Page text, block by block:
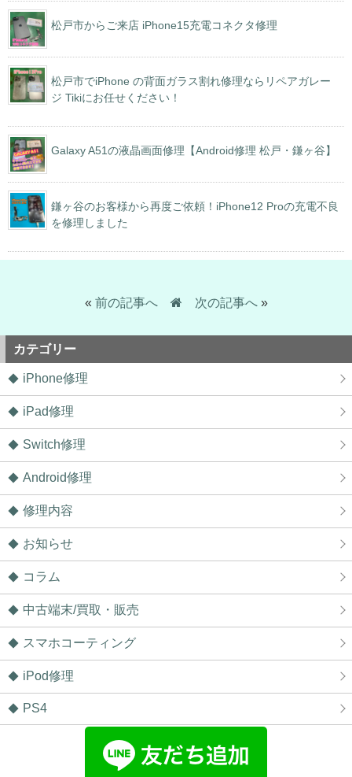
松戸市からご来店 iPhone15充電コネクタ修理
松戸市でiPhone の背面ガラス割れ修理ならリペアガレー
ジ Tikiにお任せください！
Galaxy A51の液晶画面修理【Android修理 松戸・鎌ヶ谷】
鎌ヶ谷のお客様から再度ご依頼！iPhone12 Proの充電不良
を修理しました
« 前の記事へ 次の記事へ»
カテゴリー
iPhone修理
iPad修理
Switch修理
Android修理
修理内容
お知らせ
コラム
中古端末/買取・販売
スマホコーティング
iPod修理
PS4